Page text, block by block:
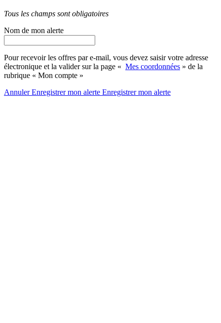
Tous les champs sont obligatoires
Nom de mon alerte
Pour recevoir les offres par e-mail, vous devez saisir votre adresse
électronique et la valider sur la page « Mes coordonnées » de la
rubrique « Mon compte »
AnnulerEnregistrer mon alerte Enregistrermon alerte